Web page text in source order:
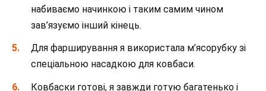
набиваємо начинкою і таким самим чином
зав’язуємо інший кінець.
Для фарширування я використала м’ясорубку зі
спеціальною насадкою для ковбаси.
Ковбаски готові, я завжди готую багатенько і